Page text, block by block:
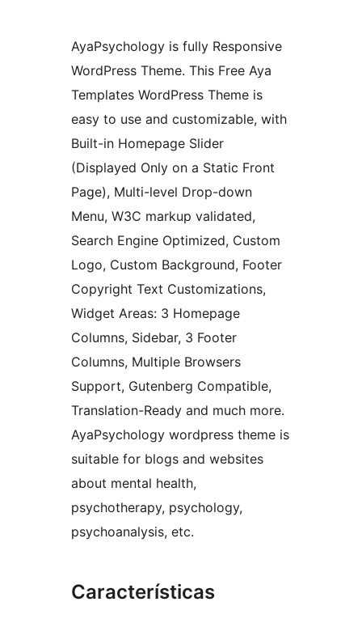
AyaPsychology is fully Responsive
WordPress Theme. This Free Aya
Templates WordPress Theme is
easy to use and customizable, with
Built-in Homepage Slider
(Displayed Only on a Static Front
Page), Multi-level Drop-down
Menu, W3C markup validated,
Search Engine Optimized, Custom
Logo, Custom Background, Footer
Copyright Text Customizations,
Widget Areas: 3 Homepage
Columns, Sidebar, 3 Footer
Columns, Multiple Browsers
Support, Gutenberg Compatible,
Translation-Ready and much more.
AyaPsychology wordpress theme is
suitable for blogs and websites
about mental health,
psychotherapy, psychology,
psychoanalysis, etc.
Características